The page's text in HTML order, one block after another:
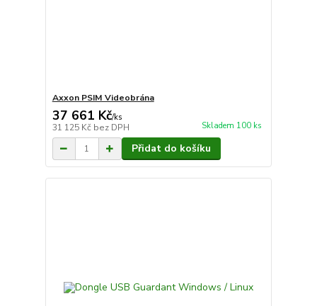
Axxon PSIM Videobrána
37 661 Kč/ks
31 125 Kč bez DPH Skladem 100 ks
Přidat do košíku